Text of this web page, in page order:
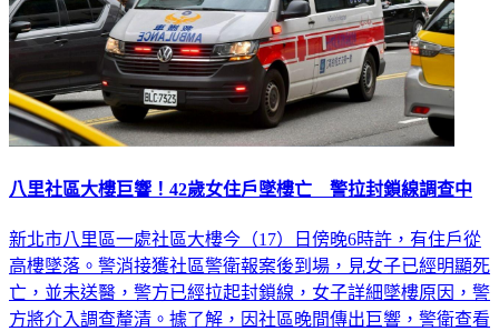
新北市八里區一處社區大樓今（17）日傍晚6時許，有住戶從
高樓墜落。警消接獲社區警衛報案後到場，見女子已經明顯死
亡，並未送醫，警方已經拉起封鎖線，女子詳細墜樓原因，警